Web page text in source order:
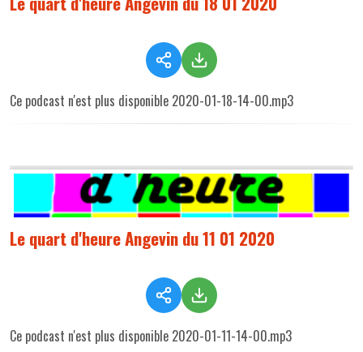
Ce podcast n'est plus disponible 2020-01-18-14-00.mp3
Le quart d'heure Angevin du 11 01 2020
Ce podcast n'est plus disponible 2020-01-11-14-00.mp3